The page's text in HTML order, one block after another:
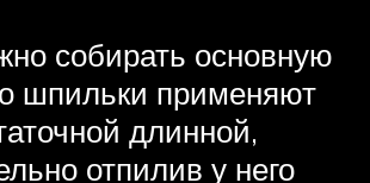
собирать основную
шпильки применяют
длинной,
отпилив у него